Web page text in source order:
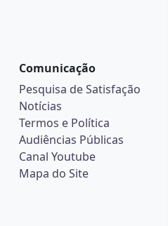
Comunicação
Pesquisa de Satisfação
Notícias
Termos e Política
Audiências Públicas
Canal Youtube
Mapa do Site